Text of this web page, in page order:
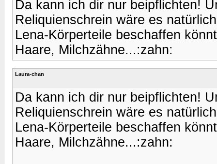
Da kann ich dir nur beipflichten!
Reliquienschrein wäre es
Lena-Körperteile beschaffen
Haare, Milchzähne...:zahn:
Laura-chan
Da kann ich dir nur beipflichten!
Reliquienschrein wäre es
Lena-Körperteile beschaffen
Haare, Milchzähne...:zahn: